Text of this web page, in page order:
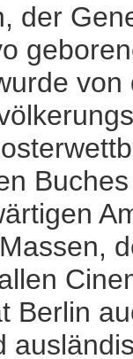
der
Berlin